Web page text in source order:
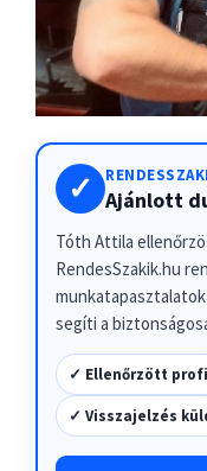
✓ Ajánlott
Tóth Attila
RendesSzakik.hu
segíti a
✓ Ellenőrzött
✓ Visszajelzés